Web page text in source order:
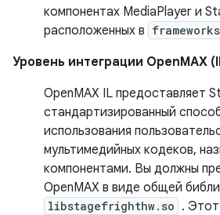
компонентах MediaPlayer и
расположенных в
Уровень интеграции OpenMAX
OpenMAX IL предоставляет
стандартизированный
использования
мультимедийных кодеков,
компонентами. Вы должны
OpenMAX в виде общей
libstagefrighthw.so . Этот